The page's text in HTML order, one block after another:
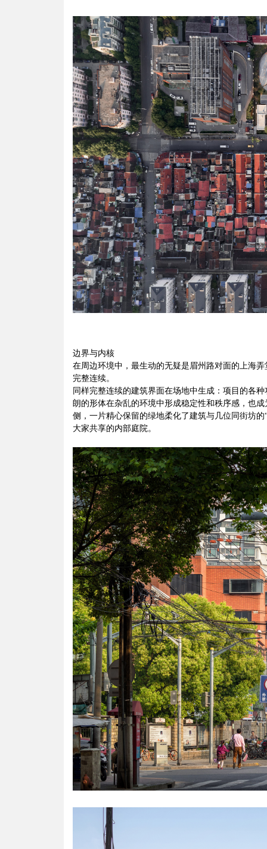
边界与内核
在周边环境中，最生动的无疑是眉州路对面的上海
完整连续。
同样完整连续的建筑界面在场地中生成：项目的各
朗的形体在杂乱的环境中形成稳定性和秩序感，也
侧，一片精心保留的绿地柔化了建筑与几位同街坊
大家共享的内部庭院。